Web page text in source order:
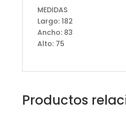
MEDIDAS
Largo: 182
Ancho: 83
Alto: 75
Productos